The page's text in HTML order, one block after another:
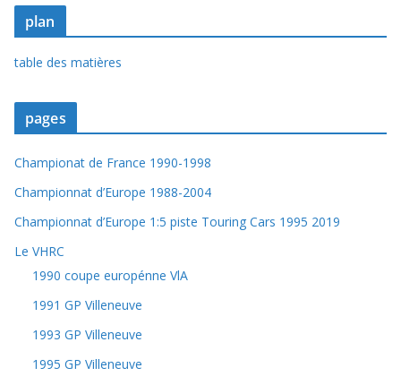
plan
table des matières
pages
Championat de France 1990-1998
Championnat d’Europe 1988-2004
Championnat d’Europe 1:5 piste Touring Cars 1995 2019
Le VHRC
1990 coupe europénne VlA
1991 GP Villeneuve
1993 GP Villeneuve
1995 GP Villeneuve